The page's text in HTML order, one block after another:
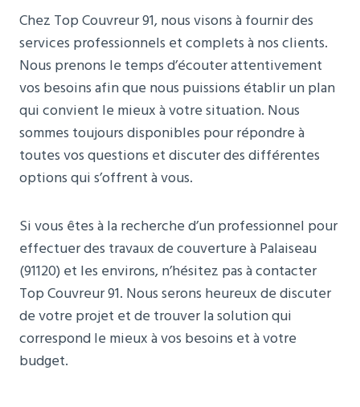
Chez Top Couvreur 91, nous visons à fournir des
services professionnels et complets à nos clients.
Nous prenons le temps d’écouter attentivement
vos besoins afin que nous puissions établir un plan
qui convient le mieux à votre situation. Nous
sommes toujours disponibles pour répondre à
toutes vos questions et discuter des différentes
options qui s’offrent à vous.
Si vous êtes à la recherche d’un professionnel pour
effectuer des travaux de couverture à Palaiseau
(91120) et les environs, n’hésitez pas à contacter
Top Couvreur 91. Nous serons heureux de discuter
de votre projet et de trouver la solution qui
correspond le mieux à vos besoins et à votre
budget.